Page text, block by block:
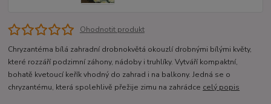
Ohodnotit produkt
Chryzantéma bílá zahradní drobnokvětá okouzlí drobnými bílými květy,
které rozzáří podzimní záhony, nádoby i truhlíky. Vytváří kompaktní,
bohatě kvetoucí keřík vhodný do zahrad i na balkony. Jedná se o
chryzantému, která spolehlivě přežije zimu na zahrádce celý popis